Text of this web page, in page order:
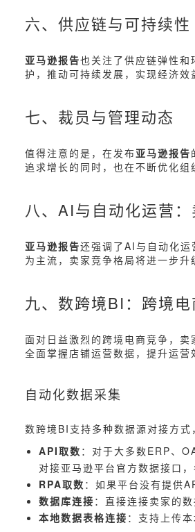
六、供应链与可持续性
亚马逊报告也关注了供应链弹性
护，推动可持续发展，实现经济效
七、裁员与管理动态
值得注意的是，在发布亚马逊报告
追求增长的同时，也在不断优化
八、AI与自动化运营
亚马逊报告还强调了AI与自动化
为主流，卖家竞争格局将进一步
九、数跨境BI：跨境
面对日益激烈的跨境电商竞争，
全面掌握店铺运营数据，提升运营
自动化数据采集
数跨境BI支持多种数据源对接方
API取数 ：对于大多数ERP、
对接亚马逊平台官方数据接口
RPA取数 ：如果平台没有提供
数据库连接 ：直接连接卖家的
本地数据表格连接 ：支持上传